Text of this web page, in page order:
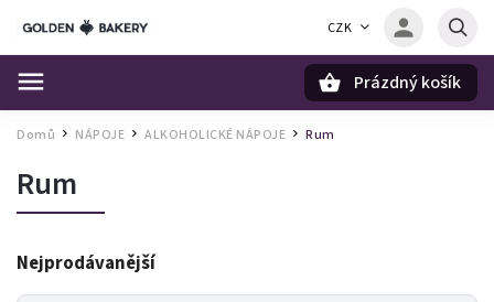
CZK
Prázdný košík
Domů / NÁPOJE / ALKOHOLICKÉ NÁPOJE / Rum
Rum
Nejprodávanější